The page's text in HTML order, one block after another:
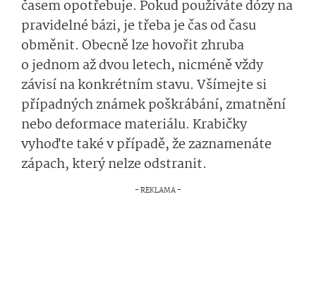
časem opotřebuje. Pokud používáte dózy na
pravidelné bázi, je třeba je čas od času
obměnit. Obecně lze hovořit zhruba
o jednom až dvou letech, nicméně vždy
závisí na konkrétním stavu. Všímejte si
případných známek poškrábání, zmatnění
nebo deformace materiálu. Krabičky
vyhoďte také v případě, že zaznamenáte
zápach, který nelze odstranit.